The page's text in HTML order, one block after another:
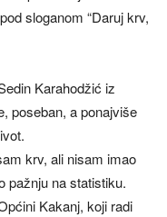
sloganom “Daruj krv,
Karahodžić iz
poseban, a ponajviše
krv, ali nisam imao
pažnju na statistiku.
Kakanj, koji radi